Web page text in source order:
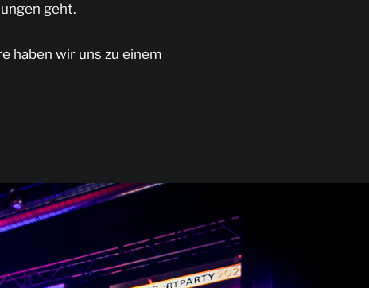
geht.
haben wir uns zu einem